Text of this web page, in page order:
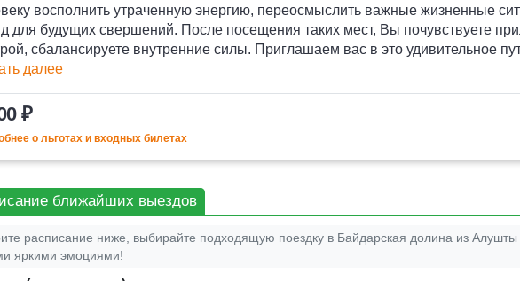
восполнить утраченную энергию, переосмыслить важные жизненные
для будущих свершений. После посещения таких мест, Вы почувствуете
сбалансируете внутренние силы. Приглашаем вас в это удивительное
далее
₽
о льготах и входных билетах
ближайших выездов
расписание ниже, выбирайте подходящую поездку в Байдарская долина из Алушты
яркими эмоциями!